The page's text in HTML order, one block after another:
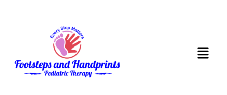
De ultieme
spelervaring bij
Carlospin